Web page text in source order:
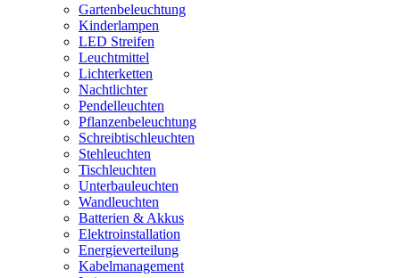
Gartenbeleuchtung
Kinderlampen
LED Streifen
Leuchtmittel
Lichterketten
Nachtlichter
Pendelleuchten
Pflanzenbeleuchtung
Schreibtischleuchten
Stehleuchten
Tischleuchten
Unterbauleuchten
Wandleuchten
Batterien & Akkus
Elektroinstallation
Energieverteilung
Kabelmanagement